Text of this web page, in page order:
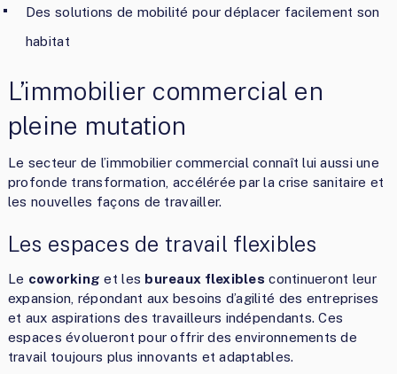
Des solutions de mobilité pour déplacer facilement son
habitat
L’immobilier commercial en
pleine mutation
Le secteur de l’immobilier commercial connaît lui aussi une
profonde transformation, accélérée par la crise sanitaire et
les nouvelles façons de travailler.
Les espaces de travail flexibles
Le coworking et les bureaux flexibles continueront leur
expansion, répondant aux besoins d’agilité des entreprises
et aux aspirations des travailleurs indépendants. Ces
espaces évolueront pour offrir des environnements de
travail toujours plus innovants et adaptables.